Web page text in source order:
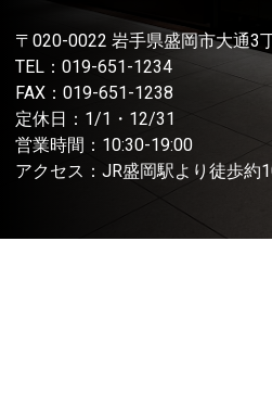
〒020-0022 岩手県盛岡市大通3
TEL： 019-651-1234
FAX：019-651-1238
定休日：1/1・12/31
営業時間：10:30-19:00
アクセス：JR盛岡駅より徒歩約